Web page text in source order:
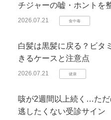
チジャーの嘘・ホントを
2026.07.21 食中毒
白髪は黒髪に戻る？ビタ
きるケースと注意点
2026.07.21 健康
咳が2週間以上続く…た
逃したくない受診サイン